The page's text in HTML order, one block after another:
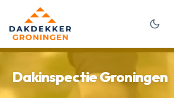
Dakinspectie Groningen